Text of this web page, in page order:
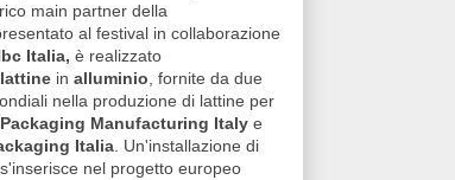
main partner della
al festival in collaborazione
Italia, è realizzato
in alluminio, fornite da due
nella produzione di lattine per
Manufacturing Italy e
Italia. Un'installazione di
nel progetto europeo